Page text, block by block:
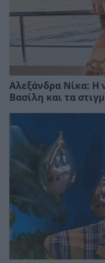
Αλεξάνδρα Νίκα: Η
Βασίλη και τα